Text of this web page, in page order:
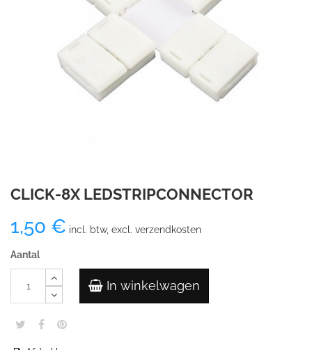
CLICK-8X LEDSTRIPCONNECTOR
1,50 € incl. btw, excl. verzendkosten
Aantal
In winkelwagen